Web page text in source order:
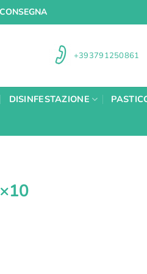
+393791250861
DISINFESTAZIONE